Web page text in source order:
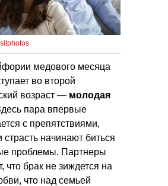
медового месяца
во второй
возраст — молодая
пара впервые
с препятствиями,
страсть начинают биться
проблемы. Партнеры
что брак не зиждется на
что над семьей